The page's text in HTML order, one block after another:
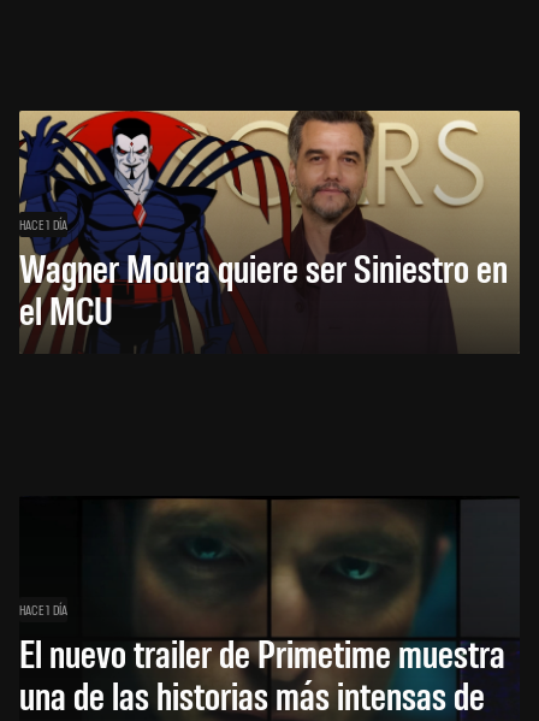
HACE 1 DÍA
Wagner Moura quiere ser Siniestro en
el MCU
HACE 1 DÍA
El nuevo trailer de Primetime muestra
una de las historias más intensas de